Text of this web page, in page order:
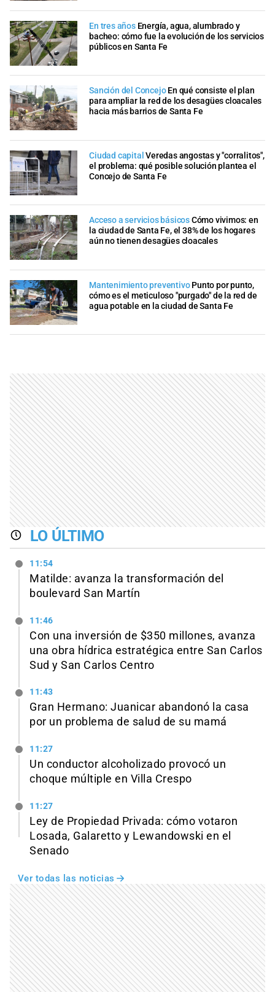
En tres años Energía, agua, alumbrado y
bacheo: cómo fue la evolución de los servicios
públicos en Santa Fe
Sanción del Concejo En qué consiste el plan
para ampliar la red de los desagües cloacales
hacia más barrios de Santa Fe
Ciudad capital Veredas angostas y "corralitos",
el problema: qué posible solución plantea el
Concejo de Santa Fe
Acceso a servicios básicosCómo vivimos: en
la ciudad de Santa Fe, el 38% de los hogares
aún no tienen desagües cloacales
Mantenimiento preventivo Punto por punto,
cómo es el meticuloso "purgado" de la red de
agua potable en la ciudad de Santa Fe
LO ÚLTIMO
11:54
Matilde: avanza la transformación del
boulevard San Martín
11:46
Con una inversión de $350 millones, avanza
una obra hídrica estratégica entre San Carlos
Sud y San Carlos Centro
11:43
Gran Hermano: Juanicar abandonó la casa
por un problema de salud de su mamá
11:27
Un conductor alcoholizado provocó un
choque múltiple en Villa Crespo
11:27
Ley de Propiedad Privada: cómo votaron
Losada, Galaretto y Lewandowski en el
Senado
Ver todas las noticias